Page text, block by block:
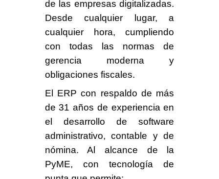
de las empresas digitalizadas.
Desde cualquier lugar, a
cualquier hora, cumpliendo
con todas las normas de
gerencia moderna y
obligaciones fiscales.
El ERP con respaldo de más
de31 años de experiencia en
el desarrollo de software
administrativo, contable y de
nómina. Al alcance de la
PyME, con tecnología de